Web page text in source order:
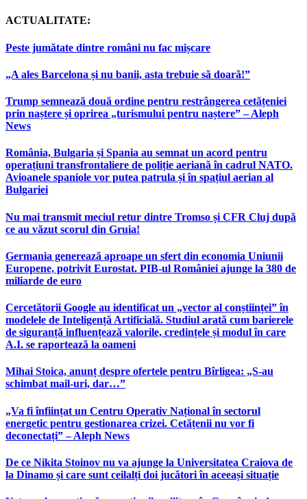
ACTUALITATE:
Peste jumătate dintre români nu fac mișcare
„A ales Barcelona și nu banii, asta trebuie să doară!”
Trump semnează două ordine pentru restrângerea cetățeniei
prin naștere și oprirea „turismului pentru naștere” – Aleph
News
România, Bulgaria și Spania au semnat un acord pentru
operațiuni transfrontaliere de poliție aeriană în cadrul NATO.
Avioanele spaniole vor putea patrula și în spațiul aerian al
Bulgariei
Nu mai transmit meciul retur dintre Tromso și CFR Cluj după
ce au văzut scorul din Gruia!
Germania generează aproape un sfert din economia Uniunii
Europene, potrivit Eurostat. PIB-ul României ajunge la 380 de
miliarde de euro
Cercetătorii Google au identificat un „vector al conștiinței” în
modelele de Inteligență Artificială. Studiul arată cum barierele
de siguranță influențează valorile, credințele și modul în care
A.I. se raportează la oameni
Mihai Stoica, anunț despre ofertele pentru Bîrligea: „S-au
schimbat mail-uri, dar…”
„Va fi înființat un Centru Operativ Național în sectorul
energetic pentru gestionarea crizei. Cetățenii nu vor fi
deconectați” – Aleph News
De ce Nikita Stoinov nu va ajunge la Universitatea Craiova de
la Dinamo și care sunt ceilalți doi jucători în aceeași situație